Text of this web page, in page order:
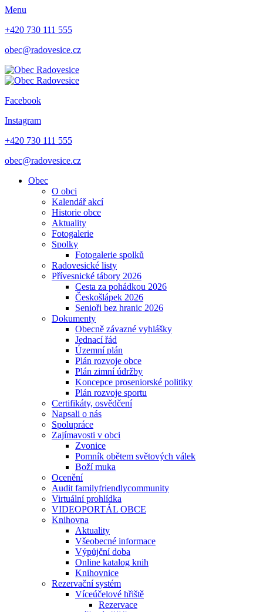
Menu
+420 730 111 555
obec@radovesice.cz
Facebook
Instagram
+420 730 111 555
obec@radovesice.cz
Obec
O obci
Kalendář akcí
Historie obce
Aktuality
Fotogalerie
Spolky
Fotogalerie spolků
Radovesické listy
Přívesnické tábory 2026
Cesta za pohádkou 2026
Českošlápek 2026
Senioři bez hranic 2026
Dokumenty
Obecně závazné vyhlášky
Jednací řád
Územní plán
Plán rozvoje obce
Plán zimní údržby
Koncepce proseniorské politiky
Plán rozvoje sportu
Certifikáty, osvědčení
Napsali o nás
Spolupráce
Zajímavosti v obci
Zvonice
Pomník obětem světových válek
Boží muka
Ocenění
Audit familyfriendlycommunity
Virtuální prohlídka
VIDEOPORTÁL OBCE
Knihovna
Aktuality
Všeobecné informace
Výpůjční doba
Online katalog knih
Knihovnice
Rezervační systém
Víceúčelové hřiště
Rezervace